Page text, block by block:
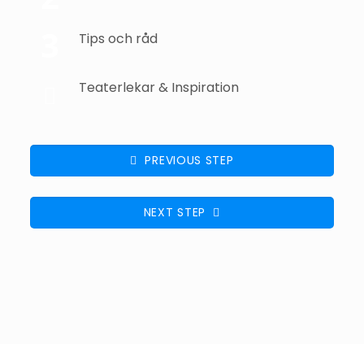
Tips och råd
Teaterlekar & Inspiration
PREVIOUS STEP
NEXT STEP